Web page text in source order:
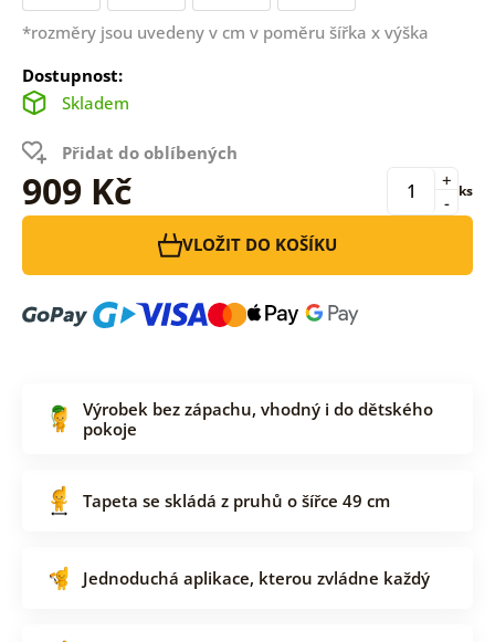
*rozměry jsou uvedeny v cm v poměru šířka x výška
Dostupnost:
Skladem
Přidat do oblíbených
909 Kč -
+ ks
VLOŽIT DO KOŠÍKU
Výrobek bez zápachu, vhodný i do dětského
pokoje
Tapeta se skládá z pruhů o šířce 49 cm
Jednoduchá aplikace, kterou zvládne každý